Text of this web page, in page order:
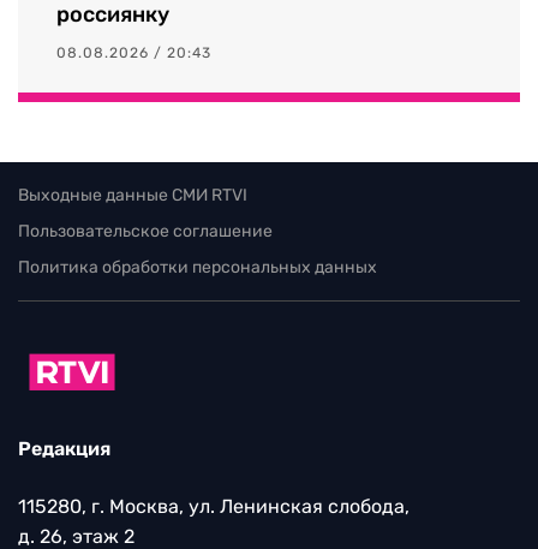
россиянку
08.08.2026 / 20:43
Выходные данные СМИ RTVI
Пользовательское соглашение
Политика обработки персональных данных
Редакция
115280, г. Москва, ул. Ленинская слобода,
д. 26, этаж 2